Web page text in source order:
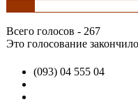
Всего голосов - 267
Это голосование
(093) 04 555 04